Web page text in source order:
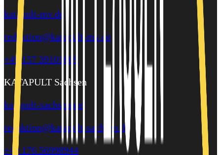
katapult-mv.de
redaktion@katapult-mv.de
+49 157 39101609
KATAPULT Sachsen
katapult-sachsen.de
redaktion@katapult-sachsen.de
+49 176 56998944